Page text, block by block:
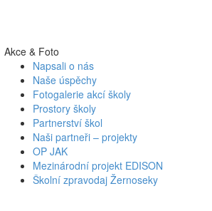
Akce & Foto
Napsali o nás
Naše úspěchy
Fotogalerie akcí školy
Prostory školy
Partnerství škol
Naši partneři – projekty
OP JAK
Mezinárodní projekt EDISON
Školní zpravodaj Žernoseky